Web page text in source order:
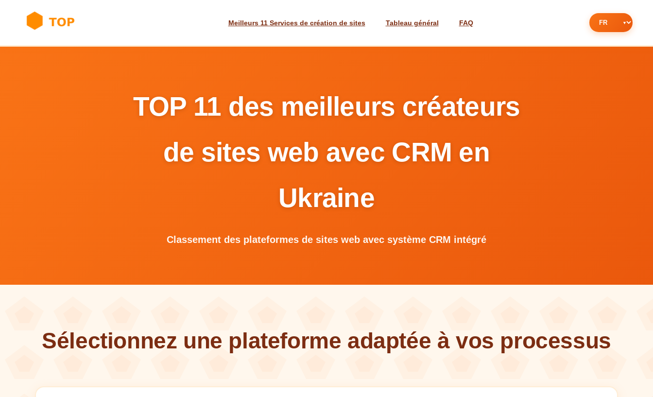
Meilleurs 11 Services de création de sites Tableau général FAQ
TOP 11 des meilleurs créateurs
de sites web avec CRM en
Ukraine
Classement des plateformes de sites web avec système CRM intégré
Sélectionnez une plateforme adaptée à vos processus